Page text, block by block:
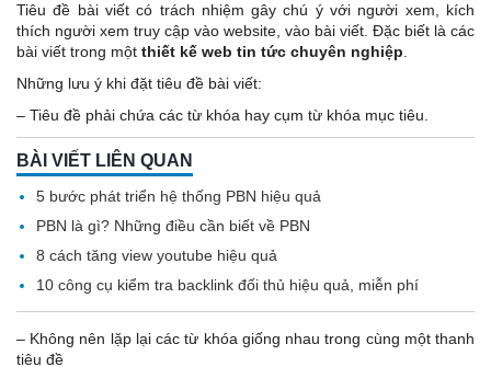
Tiêu đề bài viết có trách nhiệm gây chú ý với người xem, kích
thích người xem truy cập vào website, vào bài viết. Đặc biết là các
bài viết trong một thiết kế web tin tức chuyên nghiệp
Những lưu ý khi đặt tiêu đề bài viết:
– Tiêu đề phải chứa các từ khóa hay cụm từ khóa mục tiêu.
BÀI VIẾT LIÊN QUAN
5 bước phát triển hệ thống PBN hiệu quả
PBN là gì? Những điều cần biết về PBN
8 cách tăng view youtube hiệu quả
10 công cụ kiểm tra backlink đối thủ hiệu quả, miễn phí
– Không nên lặp lại các từ khóa giống nhau trong cùng một thanh
tiêu đề